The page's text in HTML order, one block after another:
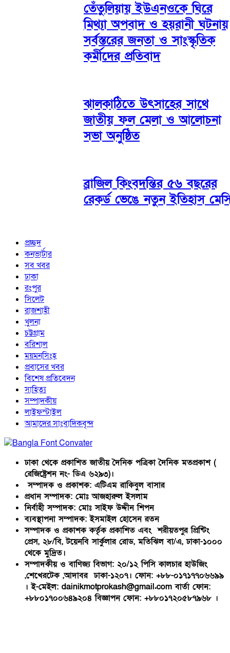
তেঁতুলিয়ায় ইউএনওকে ঘিরে
মিথ্যা অপবাদ ও হয়রানী ঘটনায়
সর্বস্তরের জনতা ও সাংস্কৃতিক
কর্মীদের প্রতিবাদ
ঝালকাঠিতে উৎসাহের সাথে
জাতীয় ফল মেলা ও আলোচনা
সভা অনুষ্ঠিত
ব্রাজিল কিংবদন্তির ৫৬ বছরের
রেকর্ড ভেঙে নতুন ইতিহাস
প্রচ্ছদ
কনভার্টার
সব খবর
ঢাকা
রংপুর
সিলেট
রাজশাহী
খুলনা
চট্টগ্রাম
বরিশাল
ময়মনসিংহ
প্রবাসের খবর
বিশেষ প্রতিবেদন
সাহিত্য
সম্পাদকীয়
লাইফস্টাইল
আমাদের সাংবাদিকবৃন্দ
ঢাকা থেকে প্রকাশিত জাতীয় দৈনিক পত্রিকা দৈনিক মতপ্রকাশ (
রেজিষ্ট্রেশন নং- ডিএ ৬২৯৩)।
সম্পাদক ও প্রকাশক: এটিএম রাকিবুল বাসার
প্রধান সম্পাদক: মোঃ আজহারুল ইসলাম
নির্বাহী সম্পাদক: মোঃ সাইফ উদ্দীন শিপন
ব্যবস্থাপনা সম্পাদক: ইসমাইল হোসেন রতন
সম্পাদক ও প্রকাশক কর্তৃক প্রকাশিত এবং শরীয়তপুর প্রিন্টিং
প্রেস, ২৮/বি, টয়েনবি সার্কুলার রোড, মতিঝিল বা/এ, ঢাকা-১০০০
থেকে মুদ্রিত।
সম্পাদকীয় ও বাণিজ্য বিভাগ: ২০/১২ পিসি কালচার হাউজিং
,শেখেরটেক ,আদাবর ঢাকা-১২০৭। ফোন: +৮৮-০১৭১৭৭০৬৬৯৯
। ই-মেইল: dainikmotprokash@gmail.com বার্তা ফোন:
+৮৮০১৭০০৬৪৯২০৪ বিজ্ঞাপন ফোন: +৮৮০১৭২০৫৮৭৯৬৮ ।